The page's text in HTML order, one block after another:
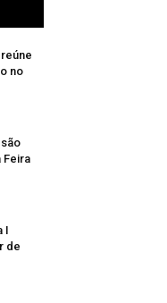
no
Feira
I
de